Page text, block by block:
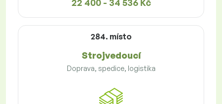
22 400 - 34 536 Kč
284. místo
Strojvedoucí
Doprava, spedice, logistika